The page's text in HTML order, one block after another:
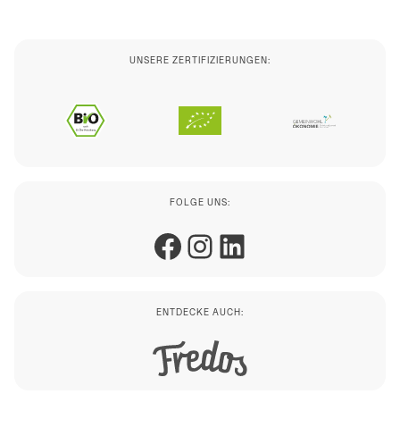
UNSERE ZERTIFIZIERUNGEN:
FOLGE UNS:
Facebook
Instagram
LinkedIn
ENTDECKE AUCH: